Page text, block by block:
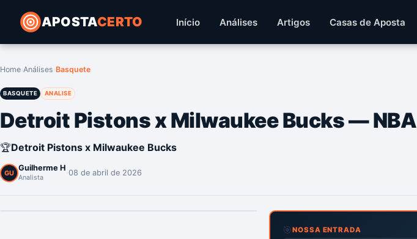
APOSTACERTO Início Análises Artigos Casas de Aposta
Home Análises Basquete
BASQUETE ANALISE
Detroit Pistons x Milwaukee Bucks — NBA
🏆Detroit Pistons x Milwaukee Bucks
GU
Guilherme H
Analista 08 de abril de 2026
🎯NOSSA ENTRADA